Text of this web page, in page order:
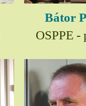
Bátor
OSPPE -